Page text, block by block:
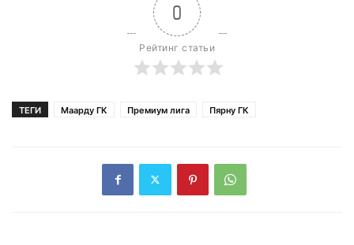
0
Рейтинг статьи
ТЕГИ Маарду ГК Премиум лига Пярну ГК